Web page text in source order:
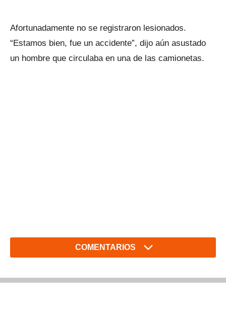
Afortunadamente no se registraron lesionados.
“Estamos bien, fue un accidente”, dijo aún asustado
un hombre que circulaba en una de las camionetas.
COMENTARIOS